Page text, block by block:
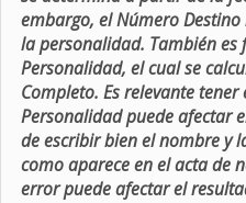
embargo, el Número
la personalidad. También
Personalidad, el cual se
Completo. Es relevante
Personalidad puede afectar
de escribir bien el nombre y
como aparece en el acta de
error puede afectar el